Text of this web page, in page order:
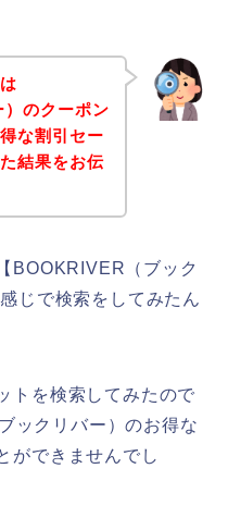
のクーポン
な割引セー
結果をお伝
BOOKRIVER（ブック
じで検索をしてみたん
トを検索してみたので
ックリバー）のお得な
ができませんでし